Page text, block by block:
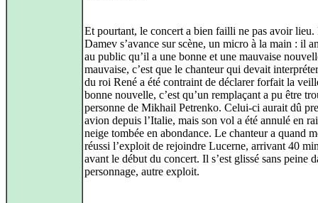
Et pourtant, le concert a bien failli ne pas avoir lieu.
Damev s’avance sur scène, un micro à la main : il
au public qu’il a une bonne et une mauvaise
mauvaise, c’est que le chanteur qui devait
du roi René a été contraint de déclarer forfait la
bonne nouvelle, c’est qu’un remplaçant a pu être
personne de Mikhail Petrenko. Celui-ci aurait dû
avion depuis l’Italie, mais son vol a été annulé en
neige tombée en abondance. Le chanteur a quand
réussi l’exploit de rejoindre Lucerne, arrivant 40
avant le début du concert. Il s’est glissé sans peine
personnage, autre exploit.